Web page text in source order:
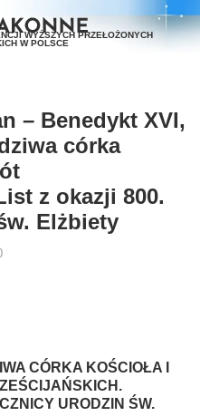
– Benedykt XVI,
córka
z okazji 800.
Elżbiety
CÓRKA KOŚCIOŁA I
URODZIN ŚW.